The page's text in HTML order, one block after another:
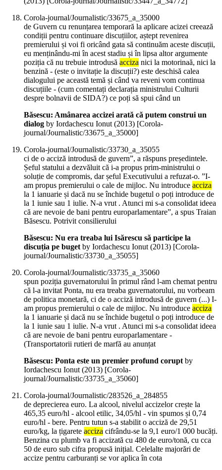
Corola-journal/Journalistic/33675_a_35000
de Guvern cu renunțarea temporară la aplicare acizei creează
condiții pentru continuare discuțiilor, aștept revenirea
premierului și voi fi oricând gata să continuăm aceste discuții,
eu menținându-mi în acest stadiu și în lipsa altor argumente
poziția că nu trebuie introdusă acciza nici la motorinaă, nici la
benzină - (este o invitație la discuții?) este deschisă calea
dialogului pe această temă și când va reveni vom continua
discuțiile - (cum comentați declarația ministrului Culturii
despre bolnavii de SIDA?) ce poți să spui când un
Băsescu: Amânarea accizei arată că putem construi un
dialog by Iordachescu Ionut (2013) [Corola-
journal/Journalistic/33675_a_35000]
Corola-journal/Journalistic/33730_a_35055
ci de o acciză introdusă de guvern”, a răspuns președintele.
Șeful statului a dezvăluit că i-a propus prim-ministrului o
soluție de compromis, dar șeful Executivului a refuzat-o. ”I-
am propus premierului o cale de mijloc. Nu introduce acciza
la 1 ianuarie și dacă nu se închide bugetul o poți introduce de
la 1 iunie sau 1 iulie. N-a vrut . Atunci mi s-a consolidat ideea
că are nevoie de bani pentru europarlamentare”, a spus Traian
Băsescu. Potrivit consilierului
Băsescu: Nu era treaba lui Isărescu să participe la
discuția pe bugetby Iordachescu Ionut (2013) [Corola-
journal/Journalistic/33730_a_35055]
Corola-journal/Journalistic/33735_a_35060
spun poziția guvernatorului în primul rând l-am chemat pentru
că l-a invitat Ponta, nu era treaba guvernatorului, nu vorbeam
de politica monetară, ci de o acciză introdusă de guvern (...) I-
am propus premierului o cale de mijloc. Nu introduce acciza
la 1 ianuarie și dacă nu se închide bugetul o poți introduce de
la 1 iunie sau 1 iulie. N-a vrut . Atunci mi s-a consolidat ideea
că are nevoie de bani pentru europarlamentare -
(Transportatorii rutieri de marfă au anunțat
Băsescu: Ponta este un premier profund coruptby
Iordachescu Ionut (2013) [Corola-
journal/Journalistic/33735_a_35060]
Corola-journal/Journalistic/283526_a_284855
de deprecierea euro. La alcool, nivelul accizelor crește la
465,35 euro/hl - alcool etilic, 34,05/hl - vin spumos și 0,74
euro/hl - bere. Pentru tutun s-a stabilit o acciză de 29,51
euro/kg, la țigarete acciza cifrându-se la 9,1 euro/1 000 bucăți.
Benzina cu plumb va fi accizată cu 480 de euro/tonă, cu cca
50 de euro sub cifra propusă inițial. Celelalte majorări de
accize pentru carburanți se vor aplica în cota